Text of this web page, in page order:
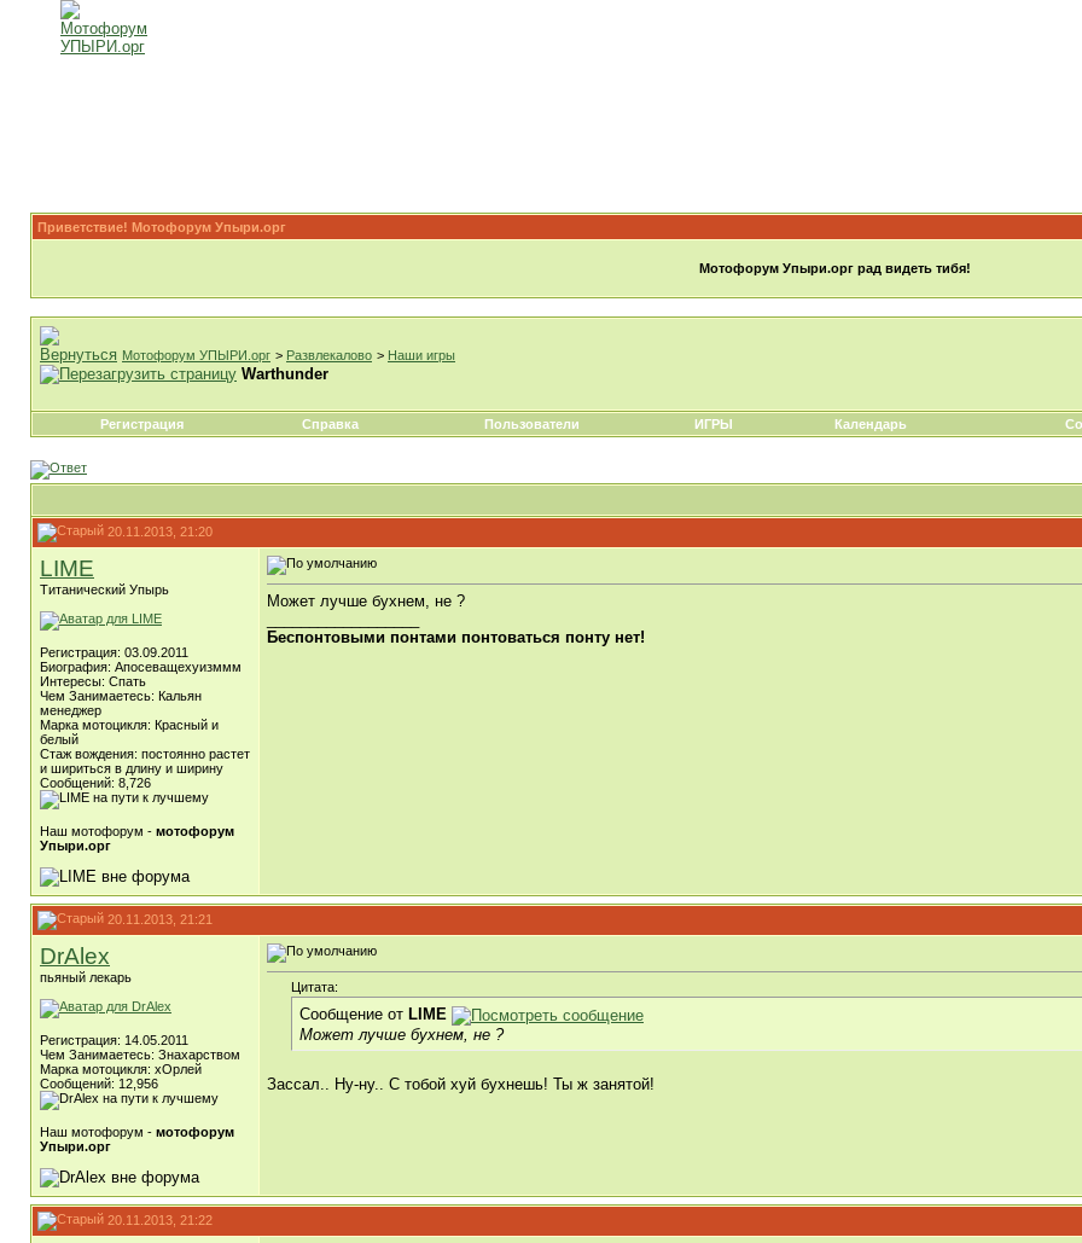
Приветствие! Мотофорум Упыри.орг
Мотофорум Упыри.орг рад видеть тибя!
Мотофорум УПЫРИ.орг > Развлекалово > Наши игры
Warthunder
Регистрация Справка Пользователи ИГРЫ Календарь
20.11.2013, 21:20
LIME
Титанический Упырь
Регистрация: 03.09.2011
Биография: Апосеващехуизммм
Интересы: Спать
Чем Занимаетесь: Кальян
менеджер
Марка мотоцикля: Красный и
белый
Стаж вождения: постоянно растет
и шириться в длину и ширину
Сообщений: 8,726
Наш мотофорум - мотофорум
Упыри.орг
Может лучше бухнем, не ?
Беспонтовыми понтами понтоваться понту нет!
20.11.2013, 21:21
DrAlex
пьяный лекарь
Регистрация: 14.05.2011
Чем Занимаетесь: Знахарством
Марка мотоцикля: хОрлей
Сообщений: 12,956
Наш мотофорум - мотофорум
Упыри.орг
Цитата:
Сообщение от LIME
Может лучше бухнем, не ?
Зассал.. Ну-ну.. С тобой хуй бухнешь! Ты ж занятой!
20.11.2013, 21:22